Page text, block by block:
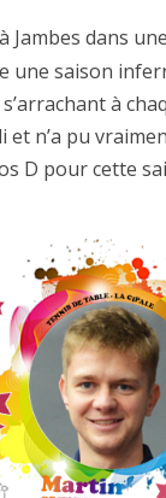
dans
une saison
à
n’a pu
D pour cette